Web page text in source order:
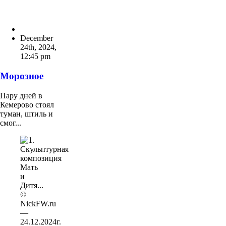
December
24th, 2024,
12:45 pm
Морозное
Пару дней в
Кемерово стоял
туман, штиль и
смог...